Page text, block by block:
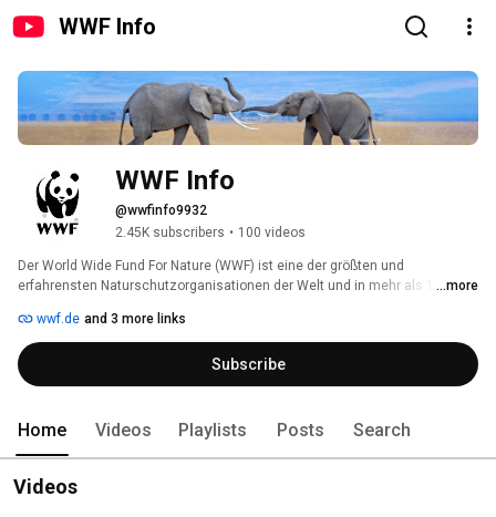
WWF Info
WWF Info
@wwfinfo9932
2.45K subscribers • 100 videos
Der World Wide Fund For Nature (WWF) ist eine der größten und
erfahrensten Naturschutzorganisationen der Welt und in mehr als 100
globale Netzwerk des WWF unterhält 90 Büros in mehr als 40 Ländern.
Rund um den Globus führen Mitarbeiterinnen und Mitarbeiter aktuell 1300
Projekte zur Bewahrung der biologischen Vielfalt durch.
...more
wwf.de and 3 more links
Subscribe
Home Videos Playlists Posts Search
Videos